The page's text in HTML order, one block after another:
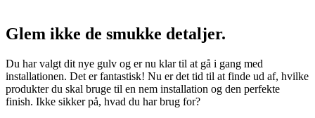
Glem ikke de smukke detaljer.
Du har valgt dit nye gulv og er nu klar til at gå i gang med
installationen. Det er fantastisk! Nu er det tid til at finde ud af, hvilke
produkter du skal bruge til en nem installation og den perfekte
finish. Ikke sikker på, hvad du har brug for?